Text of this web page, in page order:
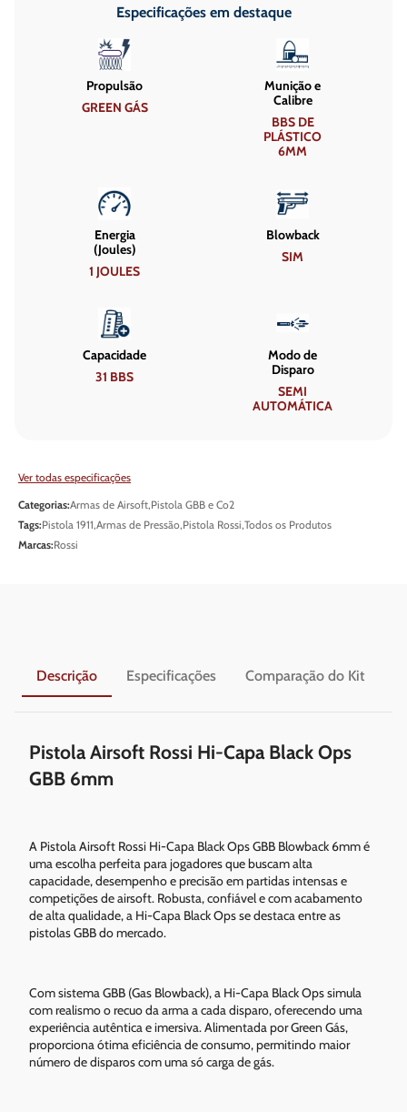
Especificações em destaque
Propulsão
GREEN GÁS
Munição e
Calibre
BBS DE
PLÁSTICO
6MM
Energia
(Joules)
1 JOULES
Blowback
SIM
Capacidade
31 BBS
Modo de
Disparo
SEMI
AUTOMÁTICA
Ver todas especificações
Categorias:Armas de Airsoft,Pistola GBB e Co2
Tags:Pistola 1911,Armas de Pressão,Pistola Rossi,Todos os Produtos
Marcas:Rossi
Descrição Especificações Comparação do Kit
Pistola Airsoft Rossi Hi-Capa Black Ops
GBB 6mm
A Pistola Airsoft Rossi Hi-Capa Black Ops GBB Blowback 6mm é
uma escolha perfeita para jogadores que buscam alta
capacidade, desempenho e precisão em partidas intensas e
competições de airsoft. Robusta, confiável e com acabamento
de alta qualidade, a Hi-Capa Black Ops se destaca entre as
pistolas GBB do mercado.
Com sistema GBB (Gas Blowback), a Hi-Capa Black Ops simula
com realismo o recuo da arma a cada disparo, oferecendo uma
experiência autêntica e imersiva. Alimentada por Green Gás,
proporciona ótima eficiência de consumo, permitindo maior
número de disparos com uma só carga de gás.